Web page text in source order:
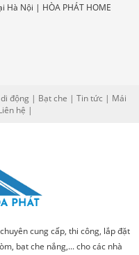
Hà Nội | HÒA PHÁT HOME
động | Bạt che |Tin tức | Mái
hệ |
cung cấp, thi công, lắp đặt
bạt che nắng,... cho các nhà